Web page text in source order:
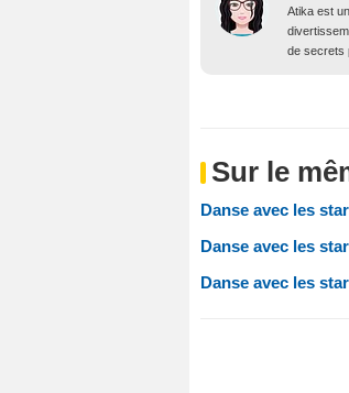
Atika est
de secrets
Sur le
Danse avec les
Danse avec les
Danse avec les